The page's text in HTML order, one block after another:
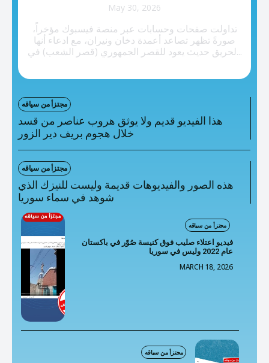
المعلومات المضللة
تحقق
May 30, 2026
تداولت صفحات وحسابات عبر منصة فيسبوك مؤخراً،
صورةً تظهر تصاعد أعمدة دخان ونيران، مع ادعاء أنها
لحريق حديث يعود للقصر الجمهوري (قصر الشعب) في...
مجتزأ من سياقه
هذا الفيديو قديم ولا يوثق هروب عناصر من قسد
خلال هجوم بريف دير الزور
مجتزأ من سياقه
هذه الصور والفيديوهات قديمة وليست للنيزك الذي
شوهد في سماء سوريا
مجتزأ من سياقه
فيديو اعتلاء صليب فوق كنيسة صُوّر في باكستان
عام 2022 وليس في سوريا
MARCH 18, 2026
مجتزأ من سياقه